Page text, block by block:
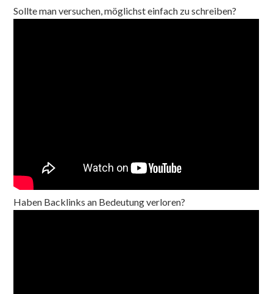
Sollte man versuchen, möglichst einfach zu schreiben?
Haben Backlinks an Bedeutung verloren?